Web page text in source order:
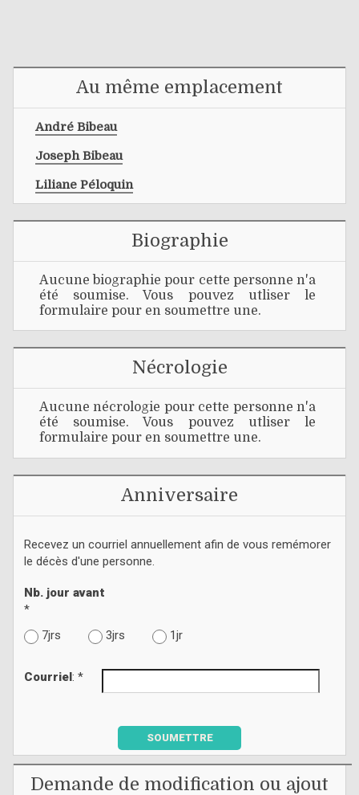
Au même emplacement
André Bibeau
Joseph Bibeau
Liliane Péloquin
Biographie
Aucune biographie pour cette personne n'a
été soumise. Vous pouvez utliser le
formulaire pour en soumettre une.
Nécrologie
Aucune nécrologie pour cette personne n'a
été soumise. Vous pouvez utliser le
formulaire pour en soumettre une.
Anniversaire
Recevez un courriel annuellement afin de vous remémorer
le décès d'une personne.
Nb. jour avant
*
7jrs
3jrs 1jr
Courriel : *
SOUMETTRE
Demande de modification ou ajout